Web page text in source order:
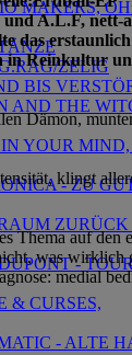
MAKERS,
ZELIG
BIS
AND THE
YOUR
- ZU
-
& CURSES,
- ALTE
A.L.F,
das
Reinkultur
Dämon,
klingt
auf den
was wirklich
medial